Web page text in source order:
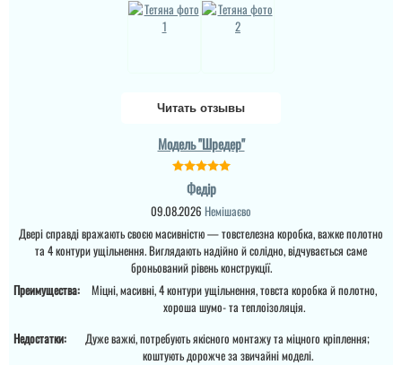
недорогі, але біль менш,
то в принципі двері и
задоволений я
встановили доволі
швидко, взагалі все
замовлення пройшло
доволі швидко. ...
Дякую за реакцію! Двері
відремонтовані. Думаю
моя проблема була
виключенням.
читати всі відгуки
Читать отзывы
Модель "Шредер"
Федір
09.08.2026 Немішаєво
Двері справді вражають своєю масивністю — товстелезна коробка, важке полотно
та 4 контури ущільнення. Виглядають надійно й солідно, відчувається саме
броньований рівень конструкції.
Преимущества:
Міцні, масивні, 4 контури ущільнення, товста коробка й полотно,
хороша шумо- та теплоізоляція.
Недостатки:
Дуже важкі, потребують якісного монтажу та міцного кріплення;
коштують дорожче за звичайні моделі.